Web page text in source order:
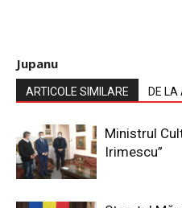
Jupanu
ARTICOLE SIMILARE DE LA
Ministrul
Irimescu”